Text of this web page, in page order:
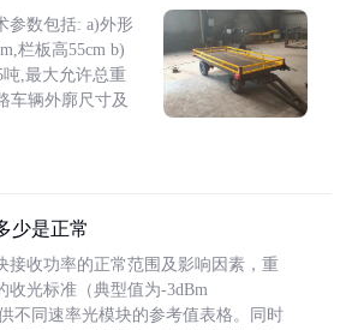
参数包括: a)外形
栏板高55cm b)
,最大允许总重
车辆外廓尺寸及
少是正常
接收功率的正常范围及影响因素，重
收光标准（典型值为-3dBm
不同速率光模块的参考值表格。同时